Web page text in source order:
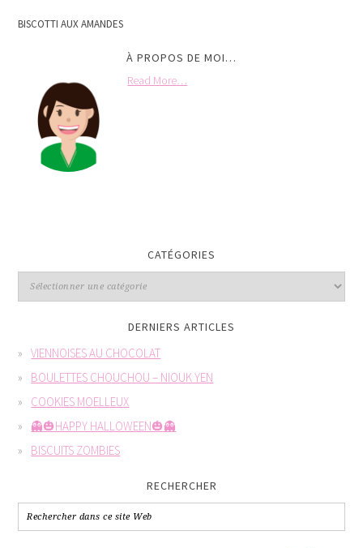
BISCOTTI AUX AMANDES
À PROPOS DE MOI…
Read More…
CATÉGORIES
DERNIERS ARTICLES
VIENNOISES AU CHOCOLAT
BOULETTES CHOUCHOU – NIOUK YEN
COOKIES MOELLEUX
👻🎃HAPPY HALLOWEEN🎃👻
BISCUITS ZOMBIES
RECHERCHER